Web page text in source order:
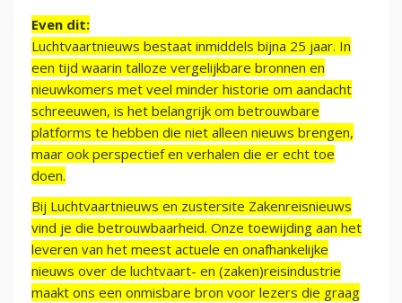
Even dit:
Luchtvaartnieuws bestaat inmiddels bijna 25 jaar. In
een tijd waarin talloze vergelijkbare bronnen en
nieuwkomers met veel minder historie om aandacht
schreeuwen, is het belangrijk om betrouwbare
platforms te hebben die niet alleen nieuws brengen,
maar ook perspectief en verhalen die er echt toe
doen.
Bij Luchtvaartnieuws en zustersite Zakenreisnieuws
vind je die betrouwbaarheid. Onze toewijding aan het
leveren van het meest actuele en onafhankelijke
nieuws over de luchtvaart- en (zaken)reisindustrie
maakt ons een onmisbare bron voor lezers die graag